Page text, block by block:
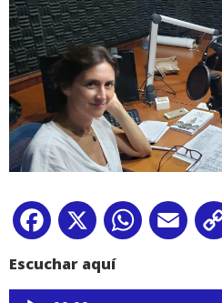
Facebook
X WhatsApp
Escuchar aquí